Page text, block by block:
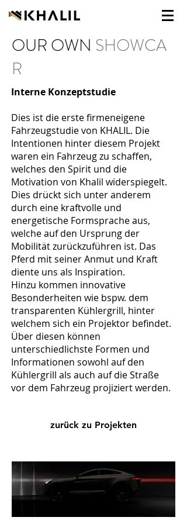
OUR OWN SHOWCA
R
Interne Konzeptstudie
Dies ist die erste firmeneigene
Fahrzeugstudie von KHALIL. Die
Intentionen hinter diesem Projekt
waren ein Fahrzeug zu schaffen,
welches den Spirit und die
Motivation von Khalil widerspiegelt.
Dies drückt sich unter anderem
durch eine kraftvolle und
energetische Formsprache aus,
welche auf den Ursprung der
Mobilität zurückzuführen ist. Das
Pferd mit seiner Anmut und Kraft
diente uns als Inspiration.
Hinzu kommen innovative
Besonderheiten wie bspw. dem
transparenten Kühlergrill, hinter
welchem sich ein Projektor befindet.
Über diesen können
unterschiedlichste Formen und
Informationen sowohl auf den
Kühlergrill als auch auf die Straße
vor dem Fahrzeug projiziert werden.
zurück zu Projekten